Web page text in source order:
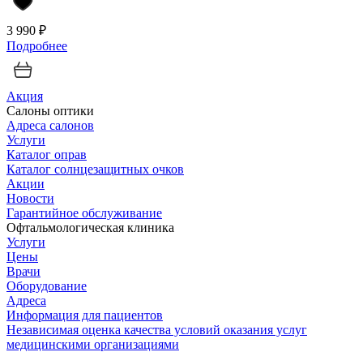
3 990 ₽
Подробнее
Акция
Салоны оптики
Адреса салонов
Услуги
Каталог оправ
Каталог солнцезащитных очков
Акции
Новости
Гарантийное обслуживание
Офтальмологическая клиника
Услуги
Цены
Врачи
Оборудование
Адреса
Информация для пациентов
Независимая оценка качества условий оказания услуг
медицинскими организациями